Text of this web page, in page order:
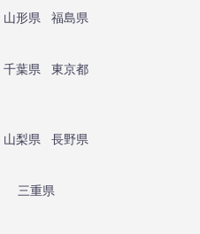
山形県
福島県
千葉県
東京都
山梨県
長野県
三重県